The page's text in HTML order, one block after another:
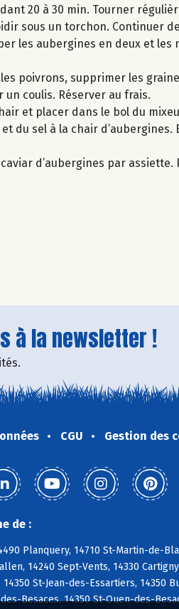
20 à 30 min. Tourner
sous un torchon. Continuer
les aubergines en deux et les
poivrons, supprimer les
coulis. Réserver au frais.
et placer dans le bol du
du sel à la chair d’aubergines.
d’aubergines par assiette.
à la newsletter !
CGU Gestion des
de :
Planquery, 14710 St-Martin-de-
14240 Sept-Vents, 14330
St-Jean-des-Essartiers, 14350
Besaces, 14350 St-Ouen-des-